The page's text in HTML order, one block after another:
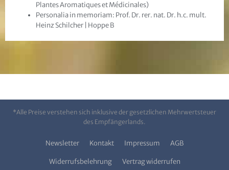
Plantes Aromatiques et Médicinales)
Personalia in memoriam: Prof. Dr. rer. nat. Dr. h.c. mult.
Heinz Schilcher | Hoppe B
*Alle Preise verstehen sich inklusive der gesetzlichen Mehrwertsteuer
des Empfängerlands.
Newsletter Kontakt Impressum AGB
Widerrufsbelehrung Vertrag widerrufen